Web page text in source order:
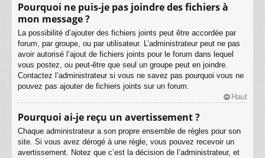
Pourquoi ne puis-je pas joindre des fichiers à
mon message ?
La possibilité d’ajouter des fichiers joints peut être accordée par
forum, par groupe, ou par utilisateur. L’administrateur peut ne pas
avoir autorisé l’ajout de fichiers joints pour le forum dans lequel
vous postez, ou peut-être que seul un groupe peut en joindre.
Contactez l’administrateur si vous ne savez pas pourquoi vous ne
pouvez pas ajouter de fichiers joints sur un forum.
Haut
Pourquoi ai-je reçu un avertissement ?
Chaque administrateur a son propre ensemble de règles pour son
site. Si vous avez dérogé à une règle, vous pouvez recevoir un
avertissement. Notez que c’est la décision de l’administrateur, et